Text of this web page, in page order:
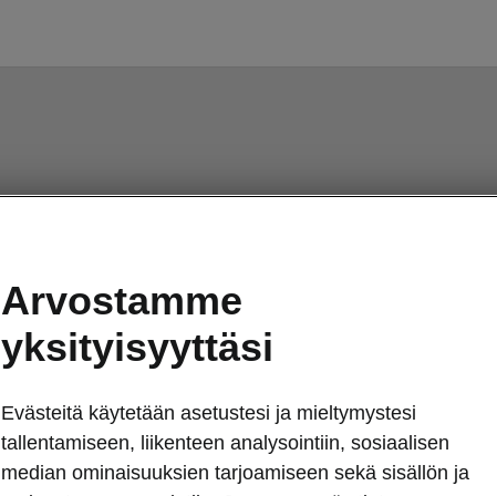
Arvostamme
yksityisyyttäsi
Evästeitä käytetään asetustesi ja mieltymystesi
tallentamiseen, liikenteen analysointiin, sosiaalisen
median ominaisuuksien tarjoamiseen sekä sisällön ja